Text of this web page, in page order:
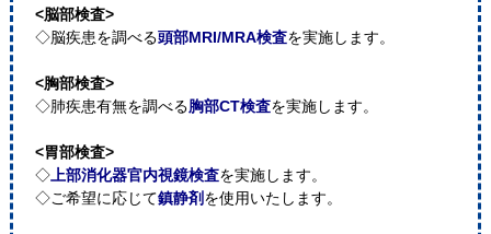
<脳部検査>
◇脳疾患を調べる頭部MRI/MRA検査を実施します。
<胸部検査>
◇肺疾患有無を調べる胸部CT検査を実施します。
<胃部検査>
◇上部消化器官内視鏡検査を実施します。
◇ご希望に応じて鎮静剤を使用いたします。